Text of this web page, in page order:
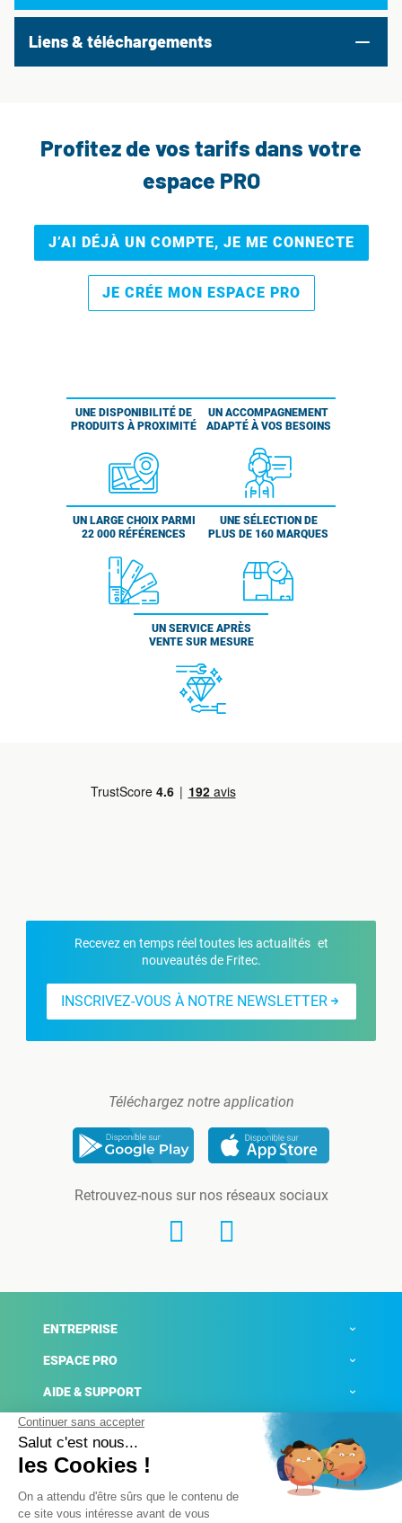
Liens & téléchargements
Profitez de vos tarifs dans votre
espace PRO
J’AI DÉJÀ UN COMPTE, JE ME CONNECTE
JE CRÉE MON ESPACE PRO
UNE DISPONIBILITÉ DE
PRODUITS À PROXIMITÉ
UN ACCOMPAGNEMENT
ADAPTÉ À VOS BESOINS
UN LARGE CHOIX PARMI
22 000 RÉFÉRENCES
UNE SÉLECTION DE
PLUS DE 160 MARQUES
UN SERVICE APRÈS
VENTE SUR MESURE
Recevez en temps réel toutes les actualités et
nouveautés de Fritec.
INSCRIVEZ-VOUS À NOTRE NEWSLETTER
Téléchargez notre application
Retrouvez-nous sur nos réseaux sociaux
ENTREPRISE
ESPACE PRO
AIDE & SUPPORT
ACTUALITÉS
Mentions légales